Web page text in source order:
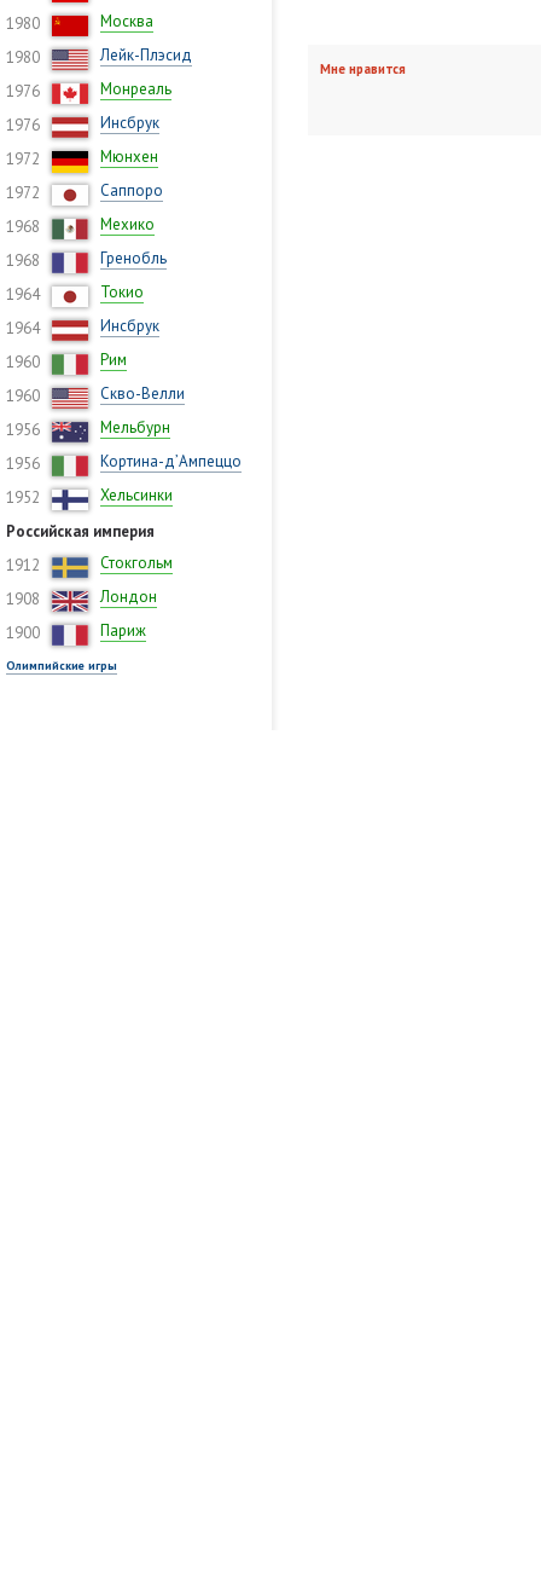
1980
Москва
1980
Лейк-Плэсид
1976
Монреаль
1976
Инсбрук
1972
Мюнхен
1972
Саппоро
1968
Мехико
1968
Гренобль
1964
Токио
1964
Инсбрук
1960
Рим
1960
Скво-Велли
1956
Мельбурн
1956
Кортина-д’Ампеццо
1952
Хельсинки
Российская империя
1912
Стокгольм
1908
Лондон
1900
Париж
Олимпийские игры
Мне нравится